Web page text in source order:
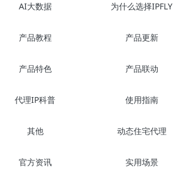
AI大数据 为什么选择IPFLY
产品教程 产品更新
产品特色 产品联动
代理IP科普 使用指南
其他 动态住宅代理
官方资讯 实用场景